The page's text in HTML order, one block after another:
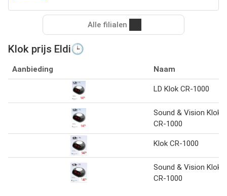
Alle filialen
Klok prijs Eldi🕒
Aanbieding Naam
LD Klok CR-1000
Sound & Vision Klok
CR-1000
Klok CR-1000
Sound & Vision Klok
CR-1000